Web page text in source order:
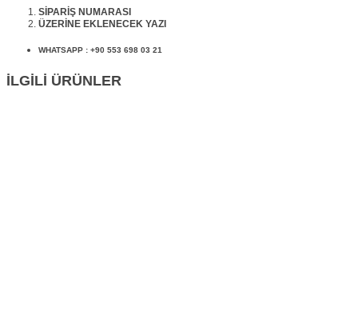
SİPARİŞ NUMARASI
ÜZERİNE EKLENECEK YAZI
WHATSAPP : +90 553 698 03 21
İLGİLİ ÜRÜNLER